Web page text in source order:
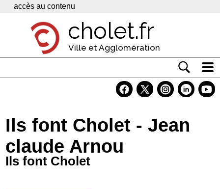
Panneau de gestion des cookies
accès au contenu
cholet.fr
Ville et Agglomération
Economie
Services
Contacts
Ils font Cholet - Jean
claude Arnou
Ils font Cholet